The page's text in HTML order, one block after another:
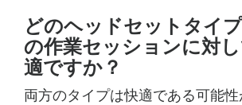
どのヘッドセットタイ
の作業セッションに対
適ですか？
両方のタイプは快適である可能